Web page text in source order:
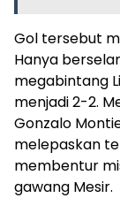
Gol tersebut
Hanya
megabintang
menjadi 2-2.
Gonzalo
melepaskan
membentur
gawang Mesir.